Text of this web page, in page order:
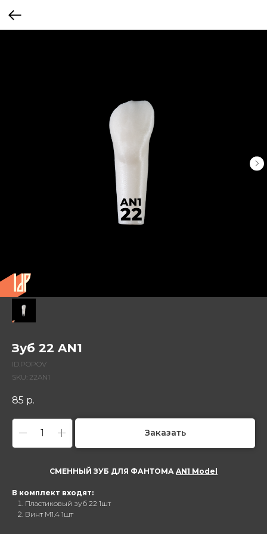
Зуб 22 AN1
ID.POPOV
SKU: 22AN1
85 р.
Заказать
СМЕННЫЙ ЗУБ ДЛЯ ФАНТОМА AN1 Model
В комплект входят:
Пластиковый зуб 22 1шт
Винт M1.4 1шт